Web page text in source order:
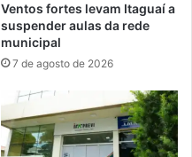
Ventos fortes levam Itaguaí a
suspender aulas da rede
municipal
7 de agosto de 2026